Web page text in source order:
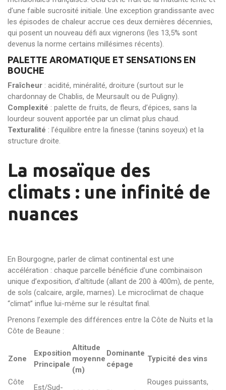
d’une faible sucrosité initiale. Une exception grandissante avec
les épisodes de chaleur accrue ces deux dernières décennies,
qui posent un nouveau défi aux vignerons (les 13,5% sont
devenus la norme certains millésimes récents).
PALETTE AROMATIQUE ET SENSATIONS EN
BOUCHE
Fraîcheur : acidité, minéralité, droiture (surtout sur le
chardonnay de Chablis, de Meursault ou de Puligny).
Complexité : palette de fruits, de fleurs, d’épices, sans la
lourdeur souvent apportée par un climat plus chaud.
Texturalité : l’équilibre entre la finesse (tanins soyeux) et la
structure droite.
La mosaïque des
climats : une infinité de
nuances
En Bourgogne, parler de climat continental est une
accélération : chaque parcelle bénéficie d’une combinaison
unique d’exposition, d’altitude (allant de 200 à 400m), de pente,
de sols (calcaire, argile, marnes). Le microclimat de chaque
“climat” influe lui-même sur le résultat final.
Prenons l’exemple des différences entre la Côte de Nuits et la
Côte de Beaune :
Zone
Exposition
Principale
Altitude
moyenne
(m)
Dominante
cépage
Typicité des vins
Côte
Est/Sud-
Rouges puissants,